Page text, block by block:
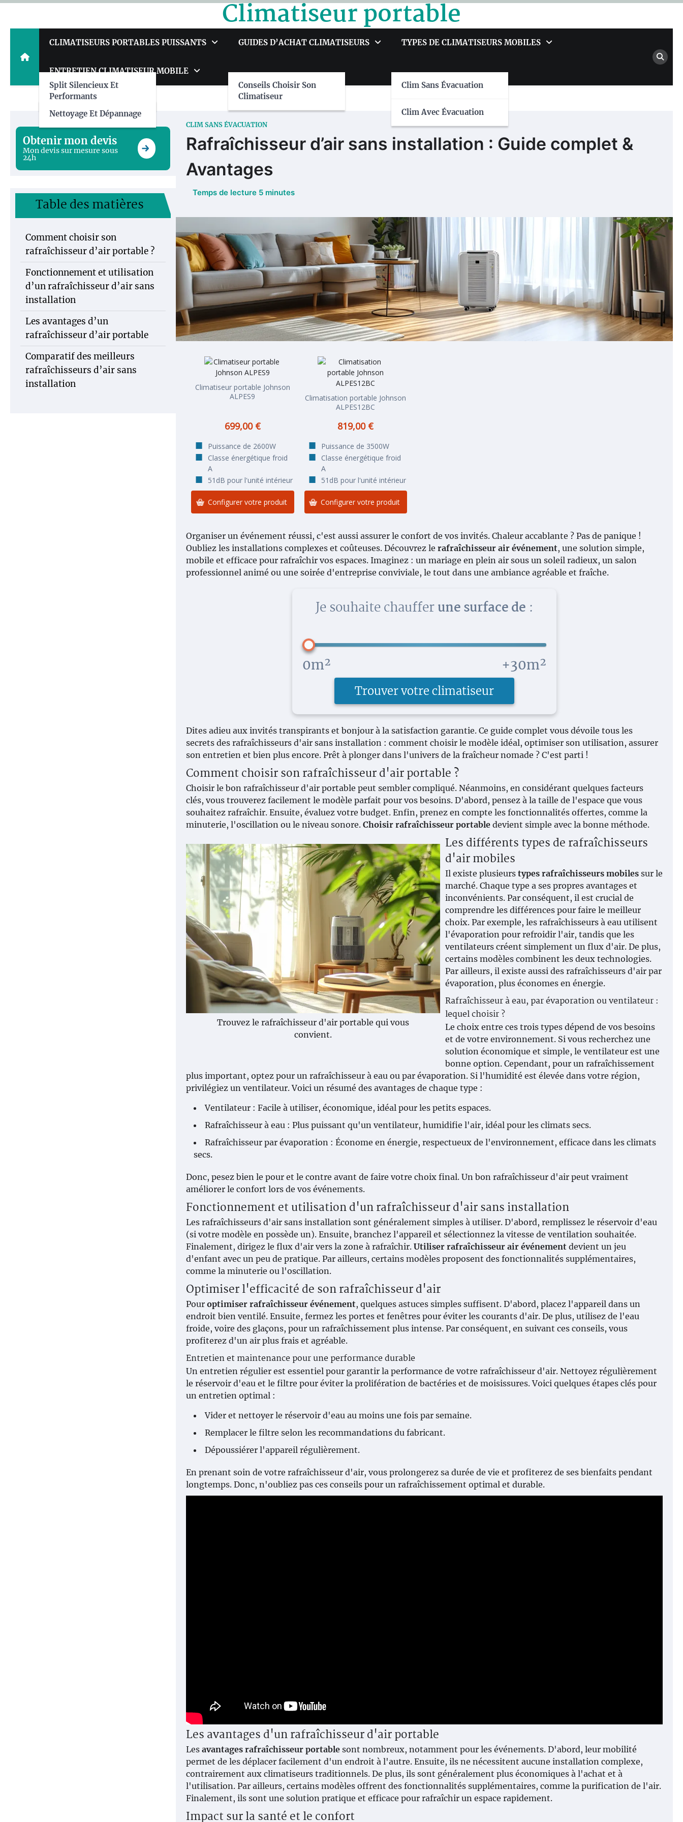
Skip
content
Climatiseur portable
CLIMATISEURS PORTABLES PUISSANTS
Split Silencieux Et
Performants
GUIDES D’ACHAT CLIMATISEURS
Conseils Choisir Son
Climatiseur
TYPES DE CLIMATISEURS MOBILES
Clim Sans Évacuation
Clim Avec Évacuation
ENTRETIEN CLIMATISEUR MOBILE
Nettoyage Et Dépannage
CLIM SANS ÉVACUATION
Rafraîchisseur d’air sans installation : Guide complet &
Avantages
Climatiseur portable Johnson
ALPES9
699,00 €
Puissance de 2600W
Classe énergétique froid
A
51dB pour l'unité intérieur
Configurer votre produit
Climatisation portable Johnson
ALPES12BC
819,00 €
Puissance de 3500W
Classe énergétique froid
A
51dB pour l'unité intérieur
Configurer votre produit
Organiser un événement réussi, c'est aussi assurer le confort de vos invités. Chaleur accablante ? Pas de panique !
Oubliez les installations complexes et coûteuses. Découvrez le rafraîchisseur air événement, une solution simple,
mobile et efficace pour rafraîchir vos espaces. Imaginez : un mariage en plein air sous un soleil radieux, un salon
professionnel animé ou une soirée d'entreprise conviviale, le tout dans une ambiance agréable et fraîche.
Je souhaite chaufferune surface de :
0m² +30m²
Trouver votre climatiseur
Dites adieu aux invités transpirants et bonjour à la satisfaction garantie. Ce guide complet vous dévoile tous les
secrets des rafraîchisseurs d'air sans installation : comment choisir le modèle idéal, optimiser son utilisation, assurer
son entretien et bien plus encore. Prêt à plonger dans l'univers de la fraîcheur nomade ? C'est parti !
Comment choisir son rafraîchisseur d'air portable ?
Choisir le bon rafraîchisseur d'air portable peut sembler compliqué. Néanmoins, en considérant quelques facteurs
clés, vous trouverez facilement le modèle parfait pour vos besoins. D'abord, pensez à la taille de l'espace que vous
souhaitez rafraîchir. Ensuite, évaluez votre budget. Enfin, prenez en compte les fonctionnalités offertes, comme la
minuterie, l'oscillation ou le niveau sonore. Choisir rafraîchisseur portable devient simple avec la bonne méthode.
Trouvez le rafraîchisseur d'air portable qui vous
convient.
Les différents types de rafraîchisseurs
d'air mobiles
Il existe plusieurs types rafraîchisseurs mobiles sur le
marché. Chaque type a ses propres avantages et
inconvénients. Par conséquent, il est crucial de
comprendre les différences pour faire le meilleur
choix. Par exemple, les rafraîchisseurs à eau utilisent
l'évaporation pour refroidir l'air, tandis que les
ventilateurs créent simplement un flux d'air. De plus,
certains modèles combinent les deux technologies.
Par ailleurs, il existe aussi des rafraîchisseurs d'air par
évaporation, plus économes en énergie.
Rafraîchisseur à eau, par évaporation ou ventilateur :
lequel choisir ?
Le choix entre ces trois types dépend de vos besoins
et de votre environnement. Si vous recherchez une
solution économique et simple, le ventilateur est une
bonne option. Cependant, pour un rafraîchissement
plus important, optez pour un rafraîchisseur à eau ou par évaporation. Si l'humidité est élevée dans votre région,
privilégiez un ventilateur. Voici un résumé des avantages de chaque type :
Ventilateur : Facile à utiliser, économique, idéal pour les petits espaces.
Rafraîchisseur à eau : Plus puissant qu'un ventilateur, humidifie l'air, idéal pour les climats secs.
Rafraîchisseur par évaporation : Économe en énergie, respectueux de l'environnement, efficace dans les climats
secs.
Donc, pesez bien le pour et le contre avant de faire votre choix final. Un bon rafraîchisseur d'air peut vraiment
améliorer le confort lors de vos événements.
Fonctionnement et utilisation d'un rafraîchisseur d'air sans installation
Les rafraîchisseurs d'air sans installation sont généralement simples à utiliser. D'abord, remplissez le réservoir d'eau
(si votre modèle en possède un). Ensuite, branchez l'appareil et sélectionnez la vitesse de ventilation souhaitée.
Finalement, dirigez le flux d'air vers la zone à rafraîchir. Utiliser rafraîchisseur air événement devient un jeu
d'enfant avec un peu de pratique. Par ailleurs, certains modèles proposent des fonctionnalités supplémentaires,
comme la minuterie ou l'oscillation.
Optimiser l'efficacité de son rafraîchisseur d'air
Pour optimiser rafraîchisseur événement, quelques astuces simples suffisent. D'abord, placez l'appareil dans un
endroit bien ventilé. Ensuite, fermez les portes et fenêtres pour éviter les courants d'air. De plus, utilisez de l'eau
froide, voire des glaçons, pour un rafraîchissement plus intense. Par conséquent, en suivant ces conseils, vous
profiterez d'un air plus frais et agréable.
Entretien et maintenance pour une performance durable
Un entretien régulier est essentiel pour garantir la performance de votre rafraîchisseur d'air. Nettoyez régulièrement
le réservoir d'eau et le filtre pour éviter la prolifération de bactéries et de moisissures. Voici quelques étapes clés pour
un entretien optimal :
Vider et nettoyer le réservoir d'eau au moins une fois par semaine.
Remplacer le filtre selon les recommandations du fabricant.
Dépoussiérer l'appareil régulièrement.
En prenant soin de votre rafraîchisseur d'air, vous prolongerez sa durée de vie et profiterez de ses bienfaits pendant
longtemps. Donc, n'oubliez pas ces conseils pour un rafraîchissement optimal et durable.
Les avantages d'un rafraîchisseur d'air portable
Les avantages rafraîchisseur portable sont nombreux, notamment pour les événements. D'abord, leur mobilité
permet de les déplacer facilement d'un endroit à l'autre. Ensuite, ils ne nécessitent aucune installation complexe,
contrairement aux climatiseurs traditionnels. De plus, ils sont généralement plus économiques à l'achat et à
l'utilisation. Par ailleurs, certains modèles offrent des fonctionnalités supplémentaires, comme la purification de l'air.
Finalement, ils sont une solution pratique et efficace pour rafraîchir un espace rapidement.
Impact sur la santé et le confort
Obtenir mon devis
Mon devis sur mesure sous
24h
Table des matières
Comment choisir son
rafraîchisseur d’air portable ?
Fonctionnement et utilisation
d’un rafraîchisseur d’air sans
installation
Les avantages d’un
rafraîchisseur d’air portable
Comparatif des meilleurs
rafraîchisseurs d’air sans
installation